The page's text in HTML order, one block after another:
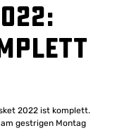
2022 ist komplett.
gestrigen Montag